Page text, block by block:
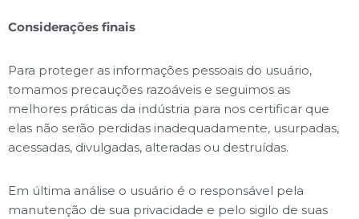
Considerações finais
Para proteger as informações pessoais do usuário,
tomamos precauções razoáveis e seguimos as
melhores práticas da indústria para nos certificar que
elas não serão perdidas inadequadamente, usurpadas,
acessadas, divulgadas, alteradas ou destruídas.
Em última análise o usuário é o responsável pela
manutenção de sua privacidade e pelo sigilo de suas